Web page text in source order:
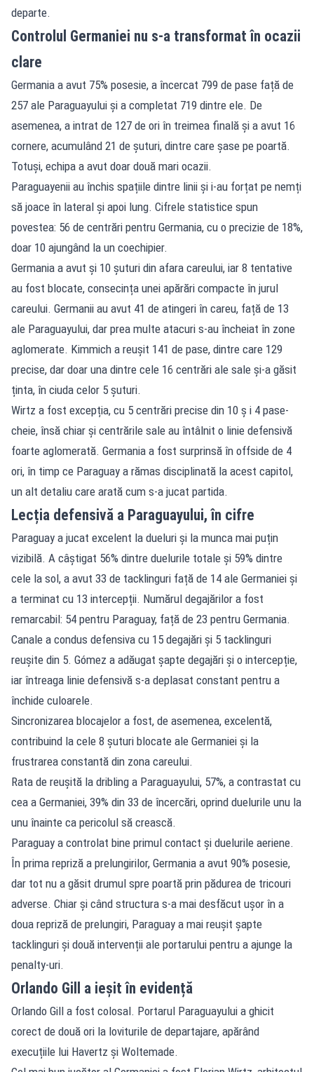
departe.
Controlul Germaniei nu s-a transformat în ocazii
clare
Germania a avut 75% posesie, a încercat 799 de pase față de
257 ale Paraguayului și a completat 719 dintre ele. De
asemenea, a intrat de 127 de ori în treimea finală și a avut 16
cornere, acumulând 21 de șuturi, dintre care șase pe poartă.
Totuși, echipa a avut doar două mari ocazii.
Paraguayenii au închis spațiile dintre linii și i-au forțat pe nemți
să joace în lateral și apoi lung. Cifrele statistice spun
povestea: 56 de centrări pentru Germania, cu o precizie de 18%,
doar 10 ajungând la un coechipier.
Germania a avut și 10 șuturi din afara careului, iar 8 tentative
au fost blocate, consecința unei apărări compacte în jurul
careului. Germanii au avut 41 de atingeri în careu, față de 13
ale Paraguayului, dar prea multe atacuri s-au încheiat în zone
aglomerate. Kimmich a reușit 141 de pase, dintre care 129
precise, dar doar una dintre cele 16 centrări ale sale și-a găsit
ținta, în ciuda celor 5 șuturi.
Wirtz a fost excepția, cu 5 centrări precise din 10 ș i 4 pase-
cheie, însă chiar și centrările sale au întâlnit o linie defensivă
foarte aglomerată. Germania a fost surprinsă în offside de 4
ori, în timp ce Paraguay a rămas disciplinată la acest capitol,
un alt detaliu care arată cum s-a jucat partida.
Lecția defensivă a Paraguayului, în cifre
Paraguay a jucat excelent la dueluri și la munca mai puțin
vizibilă. A câștigat 56% dintre duelurile totale și 59% dintre
cele la sol, a avut 33 de tacklinguri față de 14 ale Germaniei și
a terminat cu 13 intercepții. Numărul degajărilor a fost
remarcabil: 54 pentru Paraguay, față de 23 pentru Germania.
Canale a condus defensiva cu 15 degajări și 5 tacklinguri
reușite din 5. Gómez a adăugat șapte degajări și o intercepție,
iar întreaga linie defensivă s-a deplasat constant pentru a
închide culoarele.
Sincronizarea blocajelor a fost, de asemenea, excelentă,
contribuind la cele 8 șuturi blocate ale Germaniei și la
frustrarea constantă din zona careului.
Rata de reușită la dribling a Paraguayului, 57%, a contrastat cu
cea a Germaniei, 39% din 33 de încercări, oprind duelurile unu la
unu înainte ca pericolul să crească.
Paraguay a controlat bine primul contact și duelurile aeriene.
În prima repriză a prelungirilor, Germania a avut 90% posesie,
dar tot nu a găsit drumul spre poartă prin pădurea de tricouri
adverse. Chiar și când structura s-a mai desfăcut ușor în a
doua repriză de prelungiri, Paraguay a mai reușit șapte
tacklinguri și două intervenții ale portarului pentru a ajunge la
penalty-uri.
Orlando Gill a ieșit în evidență
Orlando Gill a fost colosal. Portarul Paraguayului a ghicit
corect de două ori la loviturile de departajare, apărând
execuțiile lui Havertz și Woltemade.